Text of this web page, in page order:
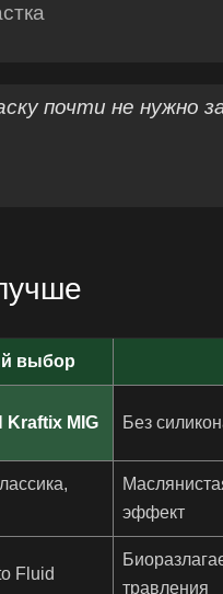
почти не нужно
выбор
Kraftix MIG Без
эффект
Fluid
травления